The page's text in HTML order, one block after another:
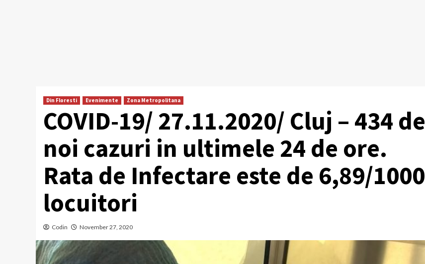
Din Floresti Evenimente Zona Metropolitana
COVID-19/ 27.11.2020/ Cluj – 434 de
noi cazuri in ultimele 24 de ore.
Rata de Infectare este de 6,89/1000
locuitori
Codin November 27, 2020